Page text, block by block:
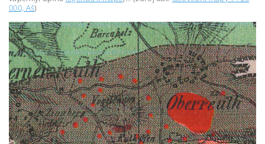
000, Aš)